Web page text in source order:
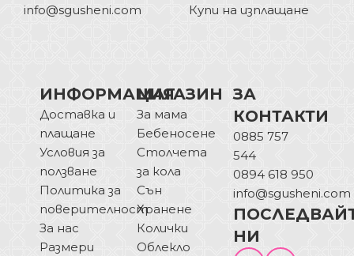
info@sgusheni.com
Купи на изплащане
ИНФОРМАЦИЯ
Доставка и
плащане
Условия за
ползване
Политика за
поверителност
За нас
Размери
МАГАЗИН
За мама
Бебеносене
Столчета
за кола
Сън
Хранене
Колички
Облекло
ЗА
КОНТАКТИ
0885 757
544
0894 618 950
info@sgusheni.com
НИ